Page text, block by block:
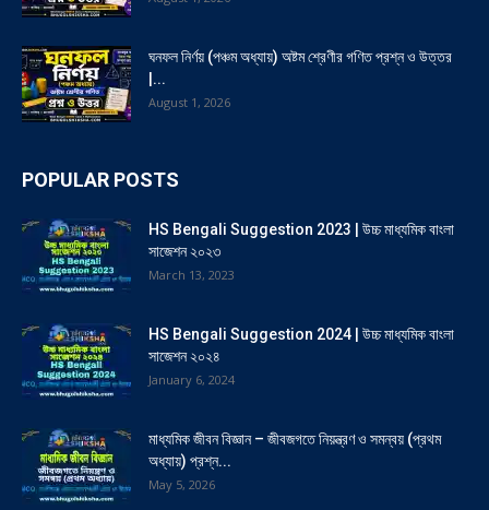
ঘনফল নির্ণয় (পঞ্চম অধ্যায়) অষ্টম শ্রেণীর গণিত প্রশ্ন ও উত্তর
|...
August 1, 2026
POPULAR POSTS
HS Bengali Suggestion 2023 | উচ্চ মাধ্যমিক বাংলা
সাজেশন ২০২৩
March 13, 2023
HS Bengali Suggestion 2024 | উচ্চ মাধ্যমিক বাংলা
সাজেশন ২০২৪
January 6, 2024
মাধ্যমিক জীবন বিজ্ঞান – জীবজগতে নিয়ন্ত্রণ ও সমন্বয় (প্রথম
অধ্যায়) প্রশ্ন...
May 5, 2026